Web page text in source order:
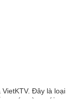
Đây là loại